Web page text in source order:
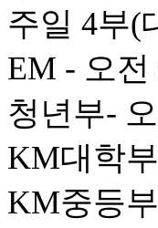
주일 4부(
EM - 오전
청년부- 오
KM대학
KM중등